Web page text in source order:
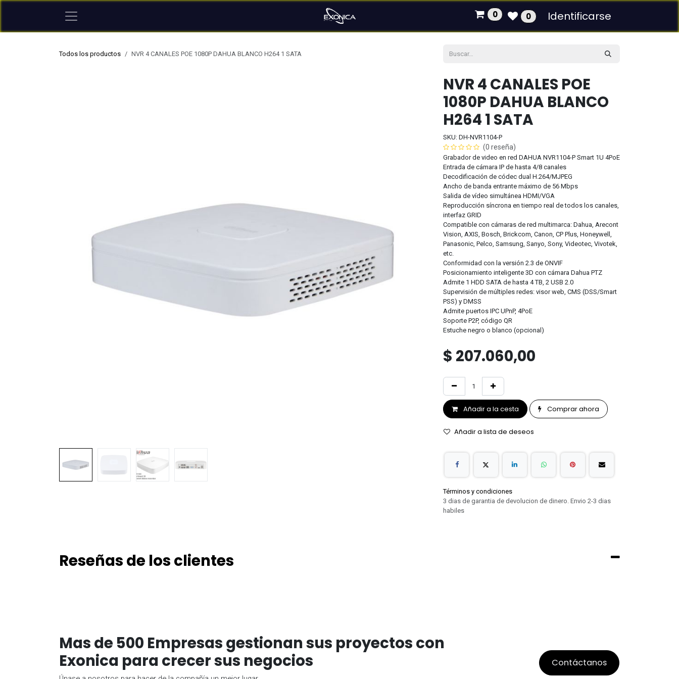
Ir al contenido
0 0 Identificarse
Todos los productos NVR 4 CANALES POE 1080P DAHUA BLANCO H264 1 SATA
NVR 4 CANALES POE
1080P DAHUA BLANCO
H264 1 SATA
SKU: DH-NVR1104-P
(0 reseña)
Grabador de video en red DAHUA NVR1104-P Smart 1U 4PoE
Entrada de cámara IP de hasta 4/8 canales
Decodificación de códec dual H.264/MJPEG
Ancho de banda entrante máximo de 56 Mbps
Salida de vídeo simultánea HDMI/VGA
Reproducción síncrona en tiempo real de todos los canales,
interfaz GRID
Compatible con cámaras de red multimarca: Dahua, Arecont
Vision, AXIS, Bosch, Brickcom, Canon, CP Plus, Honeywell,
Panasonic, Pelco, Samsung, Sanyo, Sony, Videotec, Vivotek,
etc.
Conformidad con la versión 2.3 de ONVIF
Posicionamiento inteligente 3D con cámara Dahua PTZ
Admite 1 HDD SATA de hasta 4 TB, 2 USB 2.0
Supervisión de múltiples redes: visor web, CMS (DSS/Smart
PSS) y DMSS
Admite puertos IPC UPnP, 4PoE
Soporte P2P, código QR
Estuche negro o blanco (opcional)
$ 207.060,00
Añadir a la cesta Comprar ahora
Añadir a lista de deseos
Términos y condiciones
3 dias de garantia de devolucion de dinero. Envio 2-3 dias
habiles
Reseñas de los clientes
Mas de 500 Empresas gestionan sus proyectos con
Exonica para crecer sus negocios
Contáctanos